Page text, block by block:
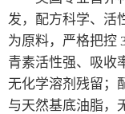
发，配方科学、活
为原料，严格把控
青素活性强、吸收
无化学溶剂残留；
与天然基底油脂，